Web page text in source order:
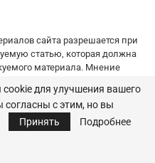
сайта разрешается при
статью, которая должна
материала. Мнение
Traditia.md
cookie для улучшения вашего
с этим, но вы
Принять Подробнее